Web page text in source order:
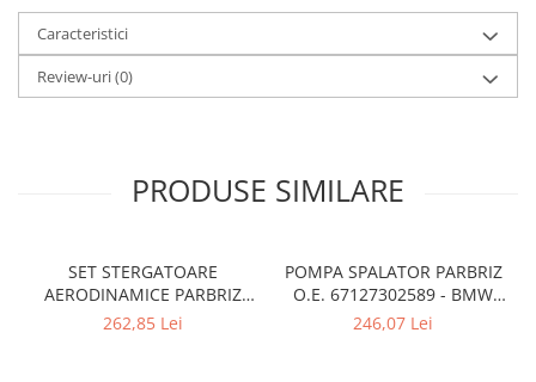
Caracteristici
Review-uri(0)
PRODUSE SIMILARE
SET STERGATOARE
AERODINAMICE PARBRIZ
O.E. 61615A43585 - BMW
262,85 Lei
POMPA SPALATOR PARBRIZ
O.E. 67127302589 - BMW
Seria 1 E81 E82 E87 E88 F20
246,07 Lei